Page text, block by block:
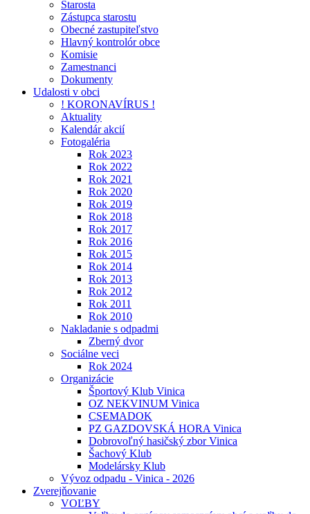
Starosta
Zástupca starostu
Obecné zastupiteľstvo
Hlavný kontrolór obce
Komisie
Zamestnanci
Dokumenty
Udalosti v obci
! KORONAVÍRUS !
Aktuality
Kalendár akcií
Fotogaléria
Rok 2023
Rok 2022
Rok 2021
Rok 2020
Rok 2019
Rok 2018
Rok 2017
Rok 2016
Rok 2015
Rok 2014
Rok 2013
Rok 2012
Rok 2011
Rok 2010
Nakladanie s odpadmi
Zberný dvor
Sociálne veci
Rok 2024
Organizácie
Športový Klub Vinica
OZ NEKVINUM Vinica
CSEMADOK
PZ GAZDOVSKÁ HORA Vinica
Dobrovoľný hasičský zbor Vinica
Šachový Klub
Modelársky Klub
Vývoz odpadu - Vinica - 2026
Zverejňovanie
VOĽBY